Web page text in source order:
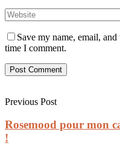
Save my name, email,
time I comment.
Previous Post
Rosemood pour mon
!